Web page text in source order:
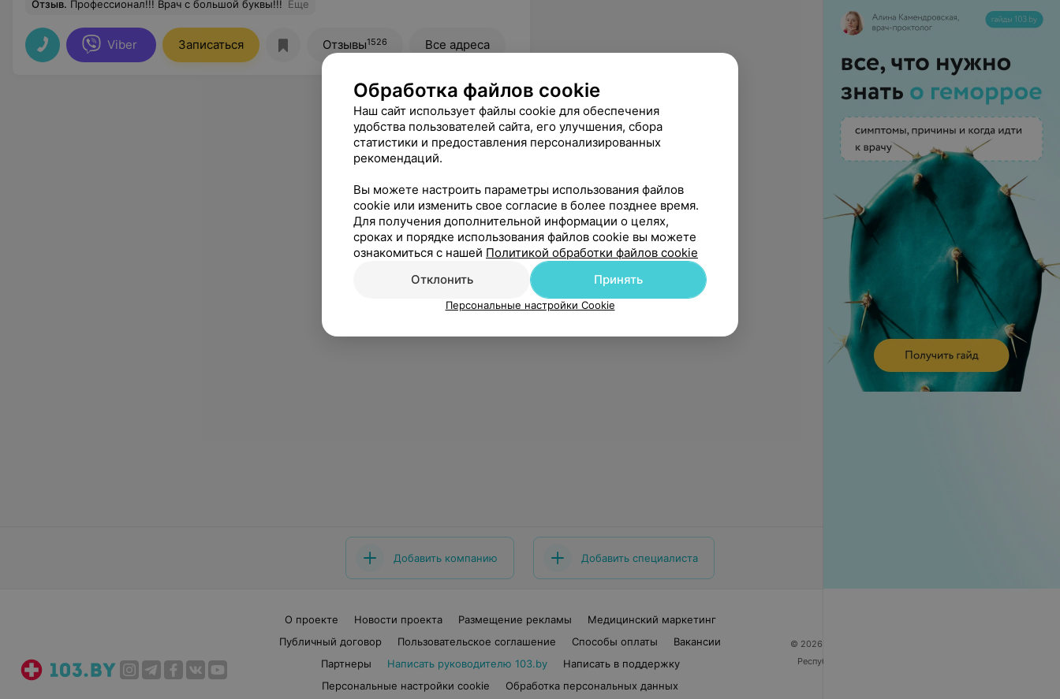
Отзыв. Профессионал!!! Врач с большой буквы!!! Еще
Viber Записаться Отзывы1526 Все адреса
Добавить компанию Добавить специалиста
О проекте Новости проекта Размещение рекламы
Медицинский маркетинг
Публичный договор
Пользовательское соглашение Способы оплаты
Вакансии
Партнеры
Написать руководителю 103.by
Написать в поддержку
Персональные настройки cookie
Обработка персональных данных
© 2026 ООО «Артокс Лаб», УНП 191700409
Республика Беларусь, г. Минск, улица Толбухина, 2,
Обработка файлов cookie
Наш сайт использует файлы cookie для обеспечения
удобства пользователей сайта, его улучшения, сбора
статистики и предоставления персонализированных
рекомендаций.
Вы можете настроить параметры использования файлов
cookie или изменить свое согласие в более позднее время.
Для получения дополнительной информации о целях,
сроках и порядке использования файлов cookie вы можете
ознакомиться с нашей Политикой обработки файлов cookie
Отклонить
Принять
Персональные настройки Cookie